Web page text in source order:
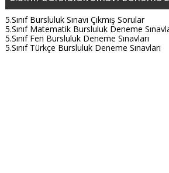
5.Sınıf Bursluluk Sınavı Çıkmış Sorular
5.Sınıf Matematik Bursluluk Deneme
5.Sınıf Fen Bursluluk Deneme Sınavları
5.Sınıf Türkçe Bursluluk Deneme Sınavları